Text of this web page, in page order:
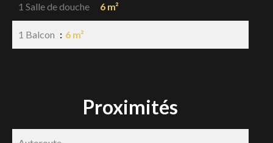
1 Salle de douche 6 m²
1 Balcon 6 m²
Proximités